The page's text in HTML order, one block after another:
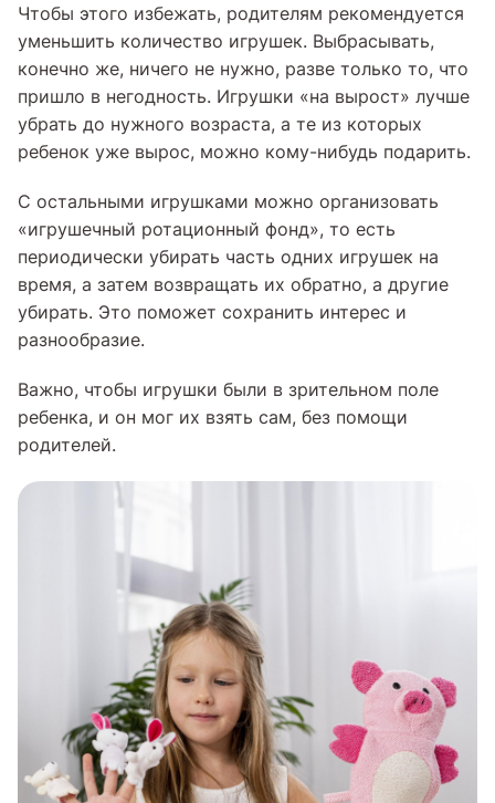
Чтобы этого избежать, родителям рекомендуется
уменьшить количество игрушек. Выбрасывать,
конечно же, ничего не нужно, разве только то, что
пришло в негодность. Игрушки «на вырост» лучше
убрать до нужного возраста, а те из которых
ребенок уже вырос, можно кому-нибудь подарить.
С остальными игрушками можно организовать
«игрушечный ротационный фонд», то есть
периодически убирать часть одних игрушек на
время, а затем возвращать их обратно, а другие
убирать. Это поможет сохранить интерес и
разнообразие.
Важно, чтобы игрушки были в зрительном поле
ребенка, и он мог их взять сам, без помощи
родителей.